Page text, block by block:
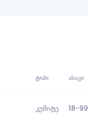
ᲢᲘᲞᲘ ᲐᲡᲐᲙᲘ
კუმიტე 18-